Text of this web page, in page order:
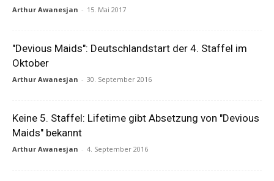
Arthur Awanesjan - 15. Mai 2017
"Devious Maids": Deutschlandstart der 4. Staffel im
Oktober
Arthur Awanesjan - 30. September 2016
Keine 5. Staffel: Lifetime gibt Absetzung von "Devious
Maids" bekannt
Arthur Awanesjan - 4. September 2016